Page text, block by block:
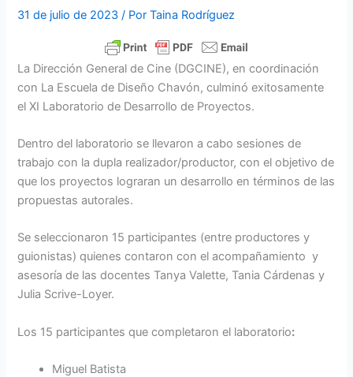
31 de julio de 2023/ PorTaina Rodríguez
La Dirección General de Cine (DGCINE), en coordinación
con La Escuela de Diseño Chavón, culminó exitosamente
el XI Laboratorio de Desarrollo de Proyectos.
Dentro del laboratorio se llevaron a cabo sesiones de
trabajo con la dupla realizador/productor, con el objetivo de
que los proyectos lograran un desarrollo en términos de las
propuestas autorales.
Se seleccionaron 15 participantes (entre productores y
guionistas) quienes contaron con el acompañamiento y
asesoría de las docentes Tanya Valette, Tania Cárdenas y
Julia Scrive-Loyer.
Los 15 participantes que completaron el laboratorio:
Miguel Batista